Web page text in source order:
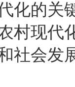
化的关
村现代
社会发